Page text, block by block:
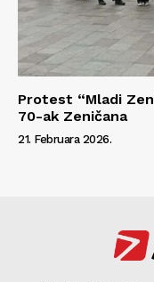
Protest “Mladi
70-ak Zeničana
21. Februara 2026.